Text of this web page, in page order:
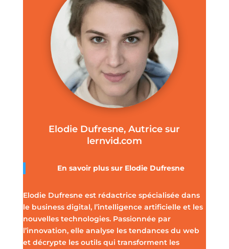
Elodie Dufresne, Autrice sur
lernvid.com
En savoir plus sur Elodie Dufresne
Elodie Dufresne est rédactrice spécialisée dans
le business digital, l’intelligence artificielle et les
nouvelles technologies. Passionnée par
l’innovation, elle analyse les tendances du web
et décrypte les outils qui transforment les